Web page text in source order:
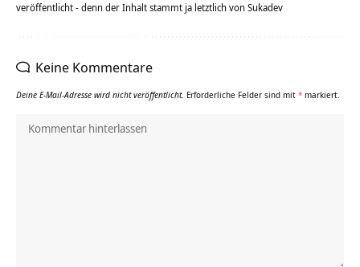
veröffentlicht - denn der Inhalt stammt ja letztlich von Sukadev
Keine Kommentare
Deine E-Mail-Adresse wird nicht veröffentlicht. Erforderliche Felder sind mit * markiert.